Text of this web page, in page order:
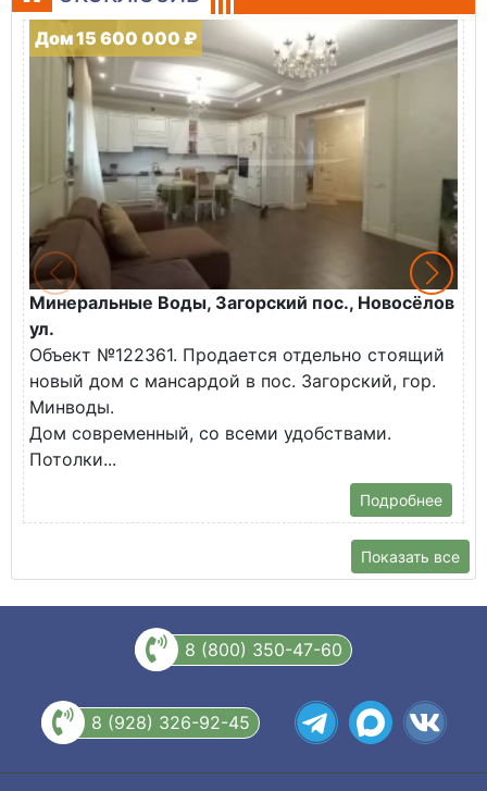
Дом 15 600 000 ₽
Минеральные Воды, Загорский пос., Новосёлов
ул.
Объект №122361. Продается отдельно стоящий
новый дом с мансардой в пос. Загорский, гор.
Минводы.
Дом современный, со всеми удобствами.
Потолки...
Подробнее
Показать все
8 (800) 350-47-60
8 (928) 326-92-45